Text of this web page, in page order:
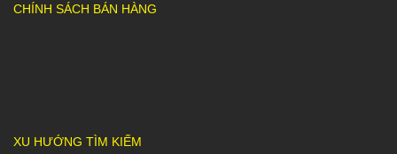
CHÍNH SÁCH BÁN HÀNG
XU HƯỚNG TÌM KIẾM